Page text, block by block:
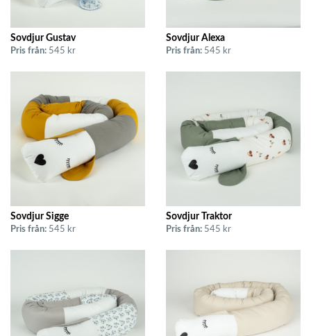
Sovdjur Gustav
Pris från: 545 kr
Sovdjur Alexa
Pris från: 545 kr
Sovdjur Sigge
Pris från: 545 kr
Sovdjur Traktor
Pris från: 545 kr